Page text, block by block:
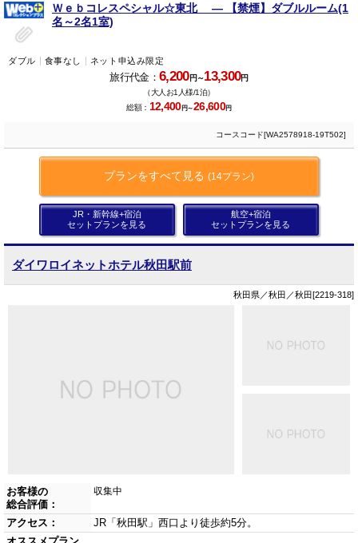
Ｗｅｂコレスペシャル☆東北 ― 【禁煙】ダブルルーム(1
名～2名1室)
ダブル 食事なし ネット申込み限定
旅行代金： 6,200円～13,300円
（大人お1人様/1泊）
総額： 12,400円～26,600円
コースコード[WA2578918-19T502]
プランをすべて見る (14プラン)
JR・新幹線+宿泊
セットプランを見る
航空+宿泊
セットプランを見る
ダイワロイネットホテル秋田駅前
秋田県／秋田／秋田[2219-318]
お客様の
総合評価：
収集中
アクセス：
JR「秋田駅」西口より徒歩約5分。